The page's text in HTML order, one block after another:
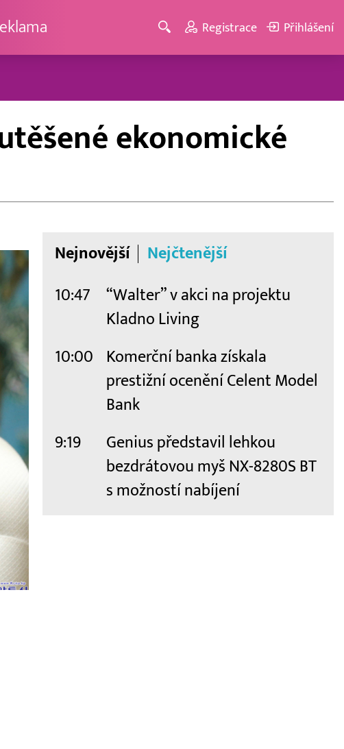
Registrace Přihlášení
ekonomické
Nejnovější Nejčtenější
10:47
“Walter” v akci na projektu
Kladno Living
10:00
Komerční banka získala
prestižní ocenění Celent Model
Bank
9:19
Genius představil lehkou
bezdrátovou myš NX-8280S BT
s možností nabíjení